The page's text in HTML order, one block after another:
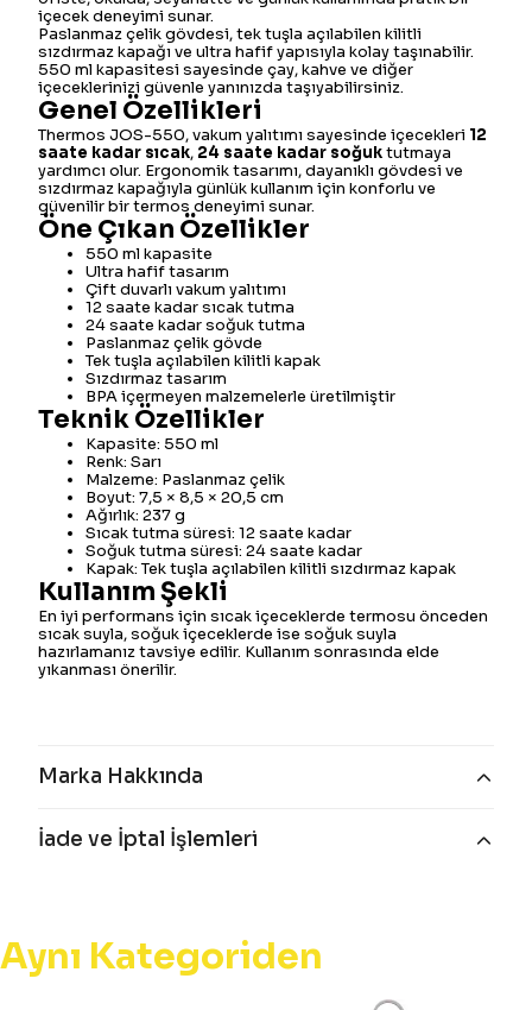
içecek deneyimi sunar.
Paslanmaz çelik gövdesi, tek tuşla açılabilen kilitli
sızdırmaz kapağı ve ultra hafif yapısıyla kolay taşınabilir.
550 ml kapasitesi sayesinde çay, kahve ve diğer
içeceklerinizi güvenle yanınızda taşıyabilirsiniz.
Genel Özellikleri
Thermos JOS-550, vakum yalıtımı sayesinde içecekleri 12
saate kadar sıcak, 24 saate kadar soğuktutmaya
yardımcı olur. Ergonomik tasarımı, dayanıklı gövdesi ve
sızdırmaz kapağıyla günlük kullanım için konforlu ve
güvenilir bir termos deneyimi sunar.
Öne Çıkan Özellikler
550 ml kapasite
Ultra hafif tasarım
Çift duvarlı vakum yalıtımı
12 saate kadar sıcak tutma
24 saate kadar soğuk tutma
Paslanmaz çelik gövde
Tek tuşla açılabilen kilitli kapak
Sızdırmaz tasarım
BPA içermeyen malzemelerle üretilmiştir
Teknik Özellikler
Kapasite: 550 ml
Renk: Sarı
Malzeme: Paslanmaz çelik
Boyut: 7,5 × 8,5 × 20,5 cm
Ağırlık: 237 g
Sıcak tutma süresi: 12 saate kadar
Soğuk tutma süresi: 24 saate kadar
Kapak: Tek tuşla açılabilen kilitli sızdırmaz kapak
Kullanım Şekli
En iyi performans için sıcak içeceklerde termosu önceden
sıcak suyla, soğuk içeceklerde ise soğuk suyla
hazırlamanız tavsiye edilir. Kullanım sonrasında elde
yıkanması önerilir.
Marka Hakkında
İade ve İptal İşlemleri
Aynı Kategoriden